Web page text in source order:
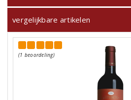
vergelijkbare artikelen
(1 beoordeling)